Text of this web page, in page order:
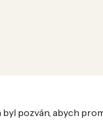
byl pozván, abych